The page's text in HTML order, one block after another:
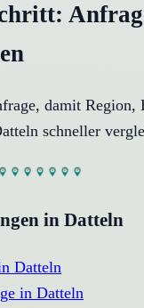
damit Region,
schneller
in Datteln
Datteln
in Datteln